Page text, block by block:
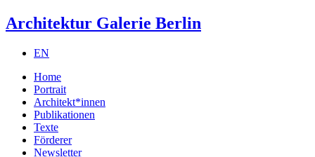
Architektur Galerie Berlin
EN
Home
Portrait
Architekt*innen
Publikationen
Texte
Förderer
Newsletter